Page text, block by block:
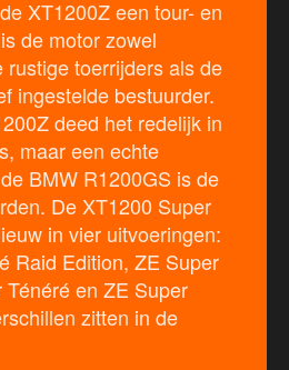
XT1200Z een tour- en
de motor zowel
rustige toerrijders als de
ingestelde bestuurder.
deed het redelijk in
maar een echte
BMW R1200GS is de
De XT1200 Super
in vier uitvoeringen:
Raid Edition, ZE Super
en ZE Super
zitten in de